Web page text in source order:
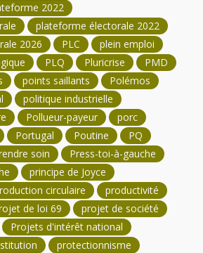
2022
plateforme électorale 2022
2026
PLC
plein emploi
PLQ Pluricrise
PMD
points saillants
Polémos
politique industrielle
Pollueur-payeur
porc
Portugal Poutine
PQ
soin
Press-toi-à-gauche
principe de Joyce
circulaire
productivité
de loi 69
projet de société
Projets d'intérêt national
protectionnisme